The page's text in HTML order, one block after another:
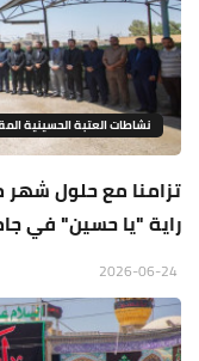
نشاطات العتبة الحسينية
تزامنا مع حلول شهر
راية "يا حسين" في